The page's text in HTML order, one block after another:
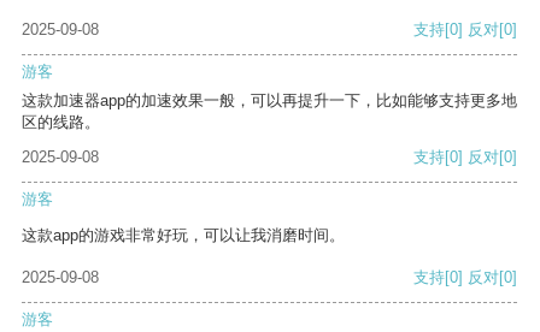
2025-09-08 支持[0] 反对[0]
游客
这款加速器app的加速效果一般，可以再提升一下，比如能够支持更多地
区的线路。
2025-09-08
支持[0] 反对[0]
游客
这款app的游戏非常好玩，可以让我消磨时间。
2025-09-08 支持[0] 反对[0]
游客